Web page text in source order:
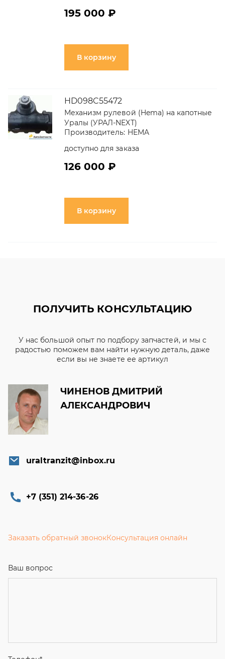
195 000 ₽
В корзину
HD098C55472
Механизм рулевой (Hema) на капотные
Уралы (УРАЛ-NEXT)
Производитель: HEMA
доступно для заказа
126 000 ₽
В корзину
ПОЛУЧИТЬ КОНСУЛЬТАЦИЮ
У нас большой опыт по подбору запчастей, и мы с
радостью поможем вам найти нужную деталь, даже
если вы не знаете ее артикул
ЧИНЕНОВ ДМИТРИЙ
АЛЕКСАНДРОВИЧ
uraltranzit@inbox.ru
+7 (351) 214-36-26
Заказать обратный звонокКонсультация онлайн
Ваш вопрос